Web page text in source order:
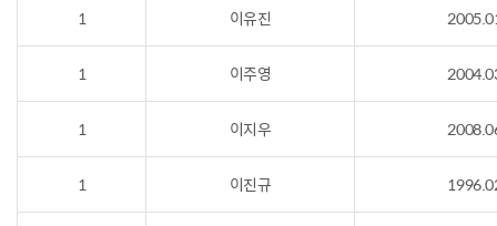
1 이유진
1 이주영
1 이지우
1 이진규